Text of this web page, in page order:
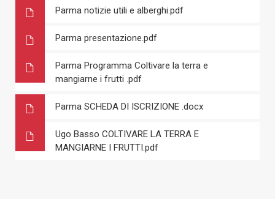
Parma notizie utili e alberghi.pdf
Parma presentazione.pdf
Parma Programma Coltivare la terra e
mangiarne i frutti .pdf
Parma SCHEDA DI ISCRIZIONE .docx
Ugo Basso COLTIVARE LA TERRA E
MANGIARNE I FRUTTI.pdf